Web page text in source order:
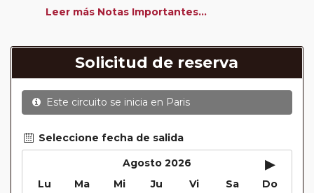
estarán incluidos según itinerario.
suplemento de media pensión (incluirá un número de
almuerzos o cenas señalado en su itinerario).
En muchos itinerarios le incluimos algunas cenas. En
circuitos clásicos Europeos normalmente las entradas
mientras que en viajes regionales y otros viajes
incluimos muchas de las entradas. En todos los
circuitos incluimos visitas con guías locales en las
principales ciudades, en muchos incluimos diferentes
Leer más Notas Importantes...
Solicitud de reserva
Este circuito se inicia en Paris
Seleccione fecha de salida
Agosto 2026
▸
Lu Ma Mi Ju Vi Sa Do